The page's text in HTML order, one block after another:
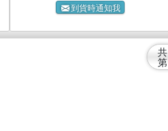
到貨時通知我
共
第